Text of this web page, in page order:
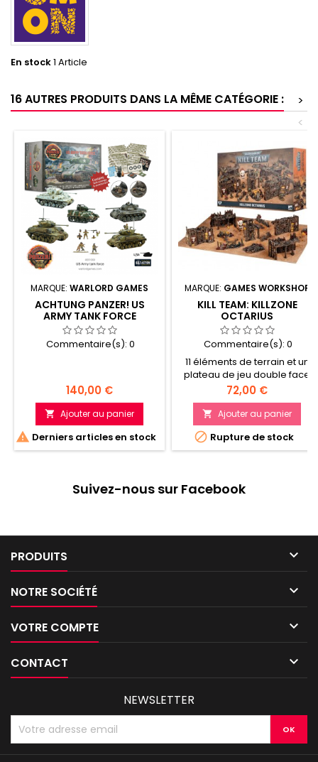
En stock1 Article
16 AUTRES PRODUITS DANS LA MÊME CATÉGORIE :
>
<
MARQUE: WARLORD GAMES
ACHTUNG PANZER! US
ARMY TANK FORCE
Commentaire(s): 0
Prix
140,00 €
 Ajouter au panier
 Derniers articles en stock
MARQUE: GAMES WORKSHOP
KILL TEAM: KILLZONE
OCTARIUS
Commentaire(s): 0
11 éléments de terrain et un
plateau de jeu double face
pour bâtir un champ de
bataille de Warhammer
40,000 Kill Team Des décors
orks de bric et de broc, pleins
de caractère pour livrer
bataille Le moyen idéal de
Team
Prix
72,00 €
 Ajouter au panier
 Rupture de stock
Suivez-nous sur Facebook
PRODUITS 
NOTRE SOCIÉTÉ 
VOTRE COMPTE 
CONTACT 
NEWSLETTER